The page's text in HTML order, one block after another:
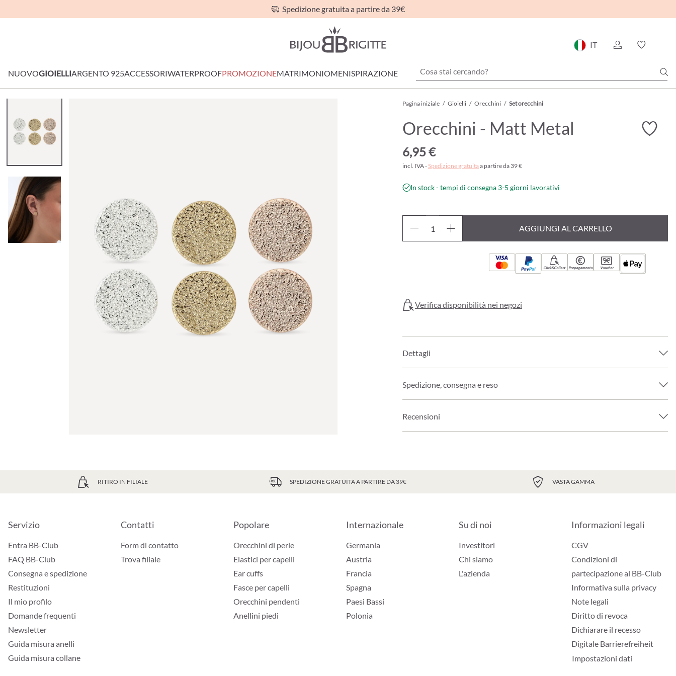
Spedizione gratuita a partire da 39€
IT
NUOVOGIOIELLIARGENTO 925ACCESSORIWATERPROOFPROMOZIONEMATRIMONIOMENISPIRAZIONE
Pagina iniziale / Gioielli / Orecchini / Set orecchini
Orecchini - Matt Metal
6,95 €
incl. IVA - Spedizione gratuitaa partire da 39 €
In stock - tempi di consegna 3-5 giorni lavorativi
AGGIUNGI AL CARRELLO
Click&Collect Prepagamento Voucher
Verifica disponibilità nei negozi
Dettagli
Spedizione, consegna e reso
Recensioni
RITIRO IN FILIALE SPEDIZIONE GRATUITA A PARTIRE DA 39€ VASTA GAMMA
Servizio
Entra BB-Club
FAQ BB-Club
Consegna e spedizione
Restituzioni
Il mio profilo
Domande frequenti
Newsletter
Guida misura anelli
Guida misura collane
Contatti
Form di contatto
Trova filiale
Popolare
Orecchini di perle
Elastici per capelli
Ear cuffs
Fasce per capelli
Orecchini pendenti
Anellini piedi
Internazionale
Germania
Austria
Francia
Spagna
Paesi Bassi
Polonia
Su di noi
Investitori
Chi siamo
L'azienda
Informazioni legali
CGV
Condizioni di
partecipazione al BB-Club
Informativa sulla privacy
Note legali
Diritto di revoca
Dichiarare il recesso
Digitale Barrierefreiheit
Impostazioni dati